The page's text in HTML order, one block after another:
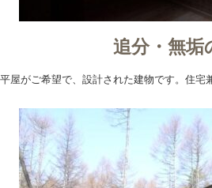
追分・無垢
平屋がご希望で、設計された建物です。住宅